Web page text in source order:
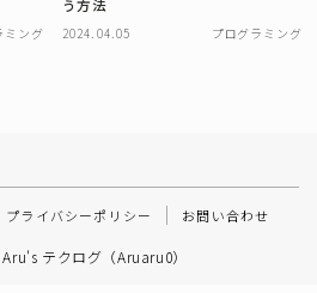
ミング
う方法
2024.04.05 プログラミング
プライバシーポリシー お問い合わせ
テクログ（Aruaru0）